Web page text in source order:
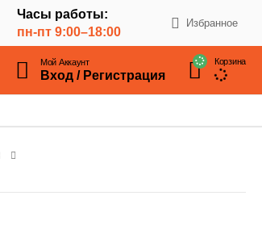
Часы работы:
пн-пт 9:00–18:00
Избранное
Мой Аккаунт
Вход / Регистрация
Корзина